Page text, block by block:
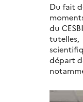
Du fait
du
départ